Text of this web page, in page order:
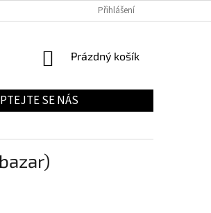
Přihlášení
NÁKUPNÍ
Prázdný košík
SE NÁS